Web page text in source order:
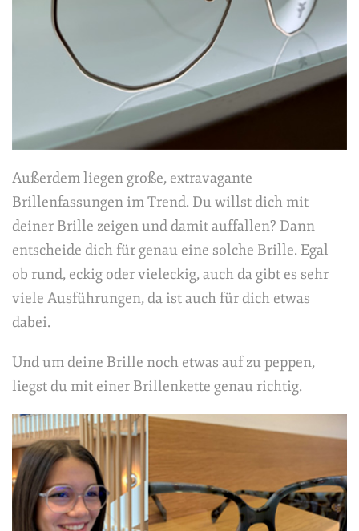
Außerdem liegen große, extravagante
Brillenfassungen im Trend. Du willst dich mit
deiner Brille zeigen und damit auffallen? Dann
entscheide dich für genau eine solche Brille. Egal
ob rund, eckig oder vieleckig, auch da gibt es sehr
viele Ausführungen, da ist auch für dich etwas
dabei.
Und um deine Brille noch etwas auf zu peppen,
liegst du mit einer Brillenkette genau richtig.